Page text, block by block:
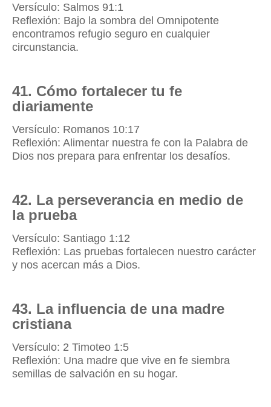
Versículo: Salmos 91:1
Reflexión: Bajo la sombra del Omnipotente
encontramos refugio seguro en cualquier
circunstancia.
41. Cómo fortalecer tu fe
diariamente
Versículo: Romanos 10:17
Reflexión: Alimentar nuestra fe con la Palabra de
Dios nos prepara para enfrentar los desafíos.
42. La perseverancia en medio de
la prueba
Versículo: Santiago 1:12
Reflexión: Las pruebas fortalecen nuestro carácter
y nos acercan más a Dios.
43. La influencia de una madre
cristiana
Versículo: 2 Timoteo 1:5
Reflexión: Una madre que vive en fe siembra
semillas de salvación en su hogar.